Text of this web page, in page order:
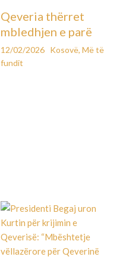
Qeveria thërret
mbledhjen e parë
12/02/2026 Kosovë, Më të
fundit